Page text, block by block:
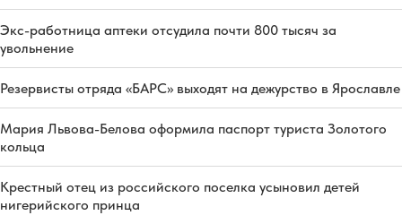
Экс-работница аптеки отсудила почти 800 тысяч за
увольнение
Резервисты отряда «БАРС» выходят на дежурство в Ярославле
Мария Львова-Белова оформила паспорт туриста Золотого
кольца
Крестный отец из российского поселка усыновил детей
нигерийского принца